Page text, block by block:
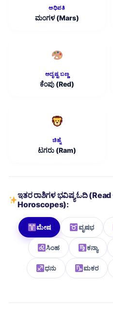
ಅಧಿಪತಿ
ಮಂಗಳ (Mars)
ಅದೃಷ್ಟ ಬಣ್ಣ
ಕೆಂಪು (Red)
ಚಿಹ್ನೆ
ಟಗರು (Ram)
ಇತರ ರಾಶಿಗಳ ಭವಿಷ್ಯ ಓದಿ
Horoscopes):
ಮೇಷ ವೃಷಭ
ಸಿಂಹ ಕನ್ಯಾ
ಧನು ಮಕರ